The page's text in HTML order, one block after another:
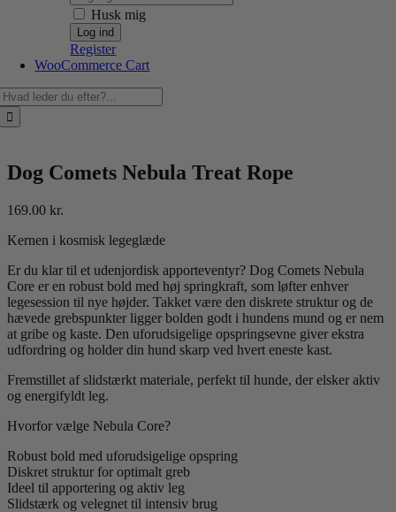
Husk mig
Register
WooCommerce Cart
Dog Comets Nebula Treat Rope
169.00 kr.
Kernen i kosmisk legeglæde
Er du klar til et udenjordisk apporteventyr? Dog Comets Nebula
Core er en robust bold med høj springkraft, som løfter enhver
legesession til nye højder. Takket være den diskrete struktur og de
hævede grebspunkter ligger bolden godt i hundens mund og er nem
at gribe og kaste. Den uforudsigelige opspringsevne giver ekstra
udfordring og holder din hund skarp ved hvert eneste kast.
Fremstillet af slidstærkt materiale, perfekt til hunde, der elsker aktiv
og energifyldt leg.
Hvorfor vælge Nebula Core?
Robust bold med uforudsigelige opspring
Diskret struktur for optimalt greb
Ideel til apportering og aktiv leg
Slidstærk og velegnet til intensiv brug